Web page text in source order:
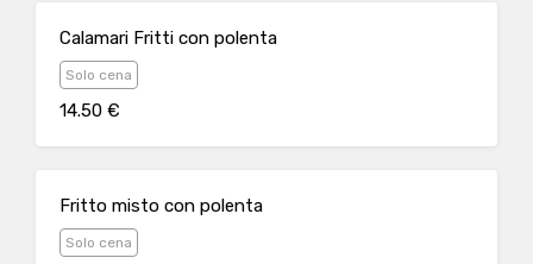
Calamari Fritti con polenta
Solo cena
14.50 €
Fritto misto con polenta
Solo cena